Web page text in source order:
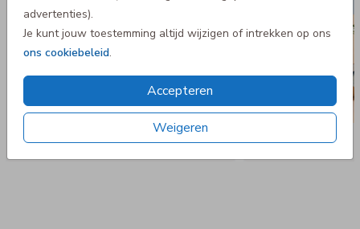
advertenties).
Je kunt jouw toestemming altijd wijzigen of intrekken op ons
ons cookiebeleid.
Accepteren
Weigeren